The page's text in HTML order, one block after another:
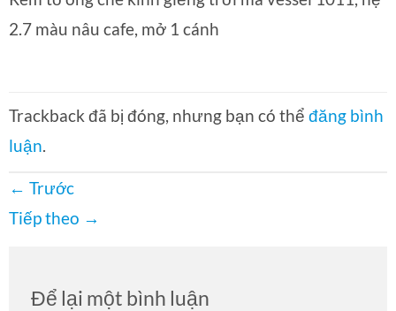
2.7 màu nâu cafe, mở 1 cánh
Trackback đã bị đóng, nhưng bạn có thể đăng bình
luận.
← Trước
Tiếp theo →
Để lại một bình luận